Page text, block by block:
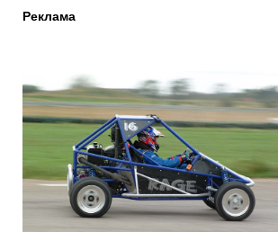
Реклама